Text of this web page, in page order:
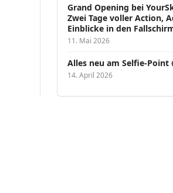
Grand Opening bei
Zwei Tage voller Action,
Einblicke in den
11. Mai 2026
Alles neu am Selfie-Point
14. April 2026